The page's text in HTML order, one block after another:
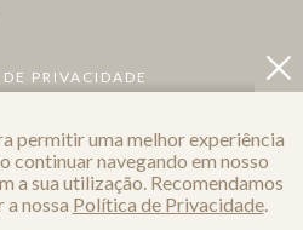
PRIVACIDADE
permitir uma melhor experiência
continuar navegando em nosso
a sua utilização. Recomendamos
a nossa Política de Privacidade.